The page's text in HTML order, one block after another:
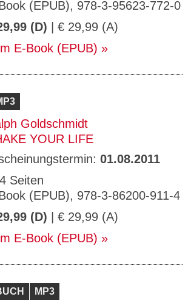
(EPUB), 978-3-95623-772-0
(D) | € 29,99 (A)
E-Book (EPUB)
Goldschmidt
YOUR LIFE
01.08.2011
Seiten
(EPUB), 978-3-86200-911-4
(D) | € 29,99 (A)
E-Book (EPUB)
MP3